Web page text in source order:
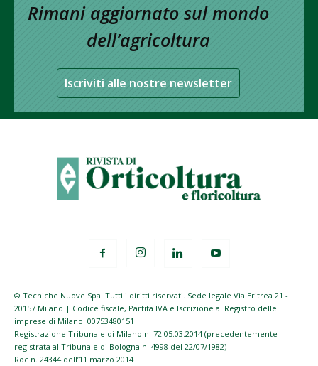
Rimani aggiornato sul mondo
dell’agricoltura
Iscriviti alle nostre newsletter
© Tecniche Nuove Spa. Tutti i diritti riservati. Sede legale Via Eritrea 21 -
20157 Milano | Codice fiscale, Partita IVA e Iscrizione al Registro delle
imprese di Milano: 00753480151
Registrazione Tribunale di Milano n. 72 05.03.2014 (precedentemente
registrata al Tribunale di Bologna n. 4998 del 22/07/1982)
Roc n. 24344 dell’11 marzo 2014